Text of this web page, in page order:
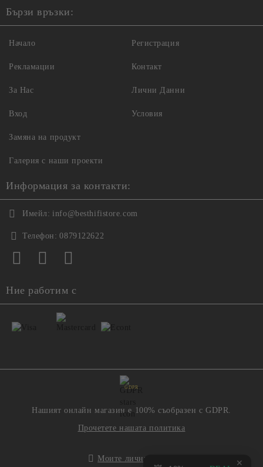
Бързи връзки:
Начало
Рекламации
За Нас
Вход
Регистрация
Контакт
Лични Данни
Условия
Замяна на продукт
Галерия с наши проекти
Информация за контакти:
Имейл: info@besthifistore.com
Телефон: 0879122622
Ние работим с
GDPR
Нашият онлайн магазин е 100% съобразен с GDPR.
Прочетете нашата политика
Моите лични данни
✕